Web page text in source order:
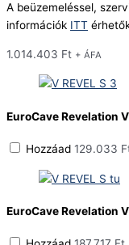
A beüzemeléssel,
információk ITT
1.014.403 Ft + ÁFA
EuroCave Revelation
Hozzáad 129.033
EuroCave Revelation